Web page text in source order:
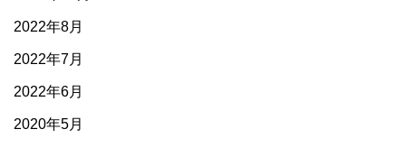
2022年8月
2022年7月
2022年6月
2020年5月